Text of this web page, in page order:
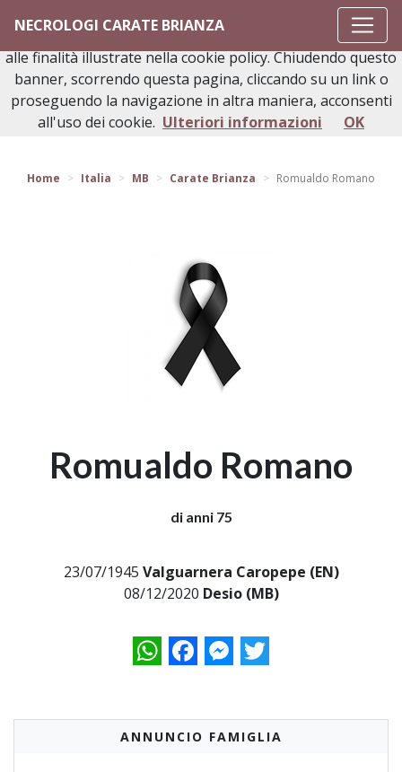
NECROLOGI CARATE BRIANZA
Torna indietro
Home Italia MB Carate Brianza Romualdo Romano
Romualdo Romano
di anni 75
23/07/1945 Valguarnera Caropepe (EN)
08/12/2020 Desio (MB)
WhatsAppFacebookMessenger
Twitter
ANNUNCIO FAMIGLIA
Questo sito o gli strumenti terzi da questo utilizzati si
avvalgono di cookie necessari al funzionamento ed utili
alle finalità illustrate nella cookie policy. Chiudendo questo
banner, scorrendo questa pagina, cliccando su un link o
proseguendo la navigazione in altra maniera, acconsenti
all'uso dei cookie. Ulteriori informazioni OK